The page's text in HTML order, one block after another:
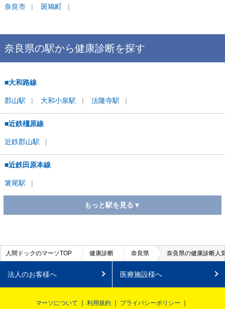
奈良市 斑鳩町
奈良県の駅から健康診断を探す
■大和路線
郡山駅 大和小泉駅 法隆寺駅
■近鉄橿原線
近鉄郡山駅
■近鉄田原本線
箸尾駅
もっと駅を見る▼
学園前駅
■近鉄京都線
人間ドックのマーソTOP 健康診断 奈良県 奈良県の健康診断人
法人のお客様へ 医療施設様へ
マーソについて 利用規約 プライバシーポリシー